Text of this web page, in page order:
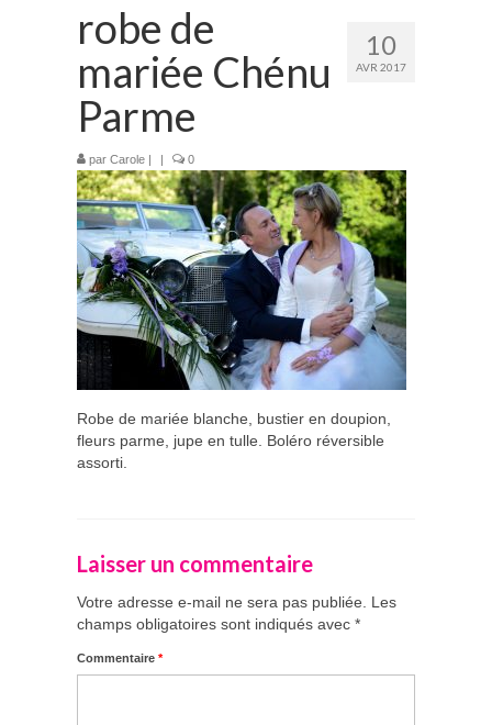
Qui suis-je ?
Prestations
La mariée astucieuse
L’invitée intrépide
Galerie
Blog
Médias
Contact
10
AVR 2017
robe de
mariée Chénu
Parme
par Carole | | 0
Robe de mariée blanche, bustier en doupion,
fleurs parme, jupe en tulle. Boléro réversible
assorti.
Laisser un commentaire
Votre adresse e-mail ne sera pas publiée.
Les
champs obligatoires sont indiqués avec *
Commentaire *